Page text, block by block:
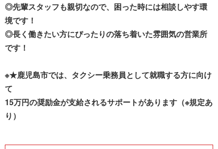
◎先輩スタッフも親切なので、困った時には相談しやす環
境です！
◎長く働きたい方にぴったりの落ち着いた雰囲気の営業所
です！
※★鹿児島市では、タクシー乗務員として就職する方に向け
て
15万円の奨励金が支給されるサポートがあります（※規定あ
り）